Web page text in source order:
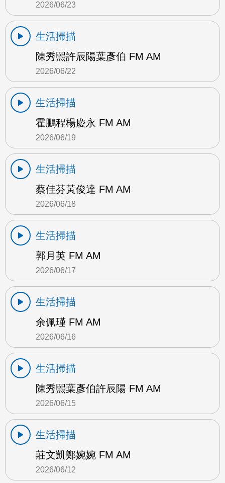
2026/06/23
生活掃描
陳秀熙許辰陽葉彥伯 FM AM
2026/06/22
生活掃描
霍鵬程楊慶永 FM AM
2026/06/19
生活掃描
蔡佳芬黃俊達 FM AM
2026/06/18
生活掃描
郭月英 FM AM
2026/06/17
生活掃描
余佩瑾 FM AM
2026/06/16
生活掃描
陳秀熙葉彥伯許辰陽 FM AM
2026/06/15
生活掃描
莊文凱鄭婉婉 FM AM
2026/06/12